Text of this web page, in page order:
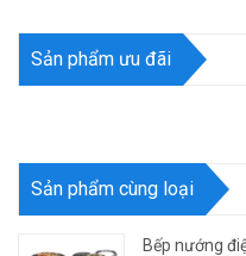
Sản phẩm ưu đãi
Sản phẩm cùng loại
Bếp nướng